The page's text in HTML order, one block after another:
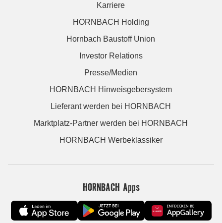
Karriere
HORNBACH Holding
Hornbach Baustoff Union
Investor Relations
Presse/Medien
HORNBACH Hinweisgebersystem
Lieferant werden bei HORNBACH
Marktplatz-Partner werden bei HORNBACH
HORNBACH Werbeklassiker
HORNBACH Apps